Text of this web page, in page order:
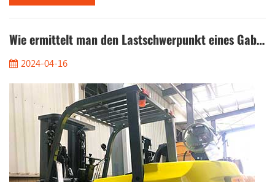
oder Lithiumbatterien, die effizienter und umweltfreundlicher
sind als herkömmliche Kraftstoffantriebs-Gabelstapler. Für das
Management ist die Sicherstellung, d...
Wie ermittelt man den Lastschwerpunkt eines Gabelstaplers?
2024-04-16